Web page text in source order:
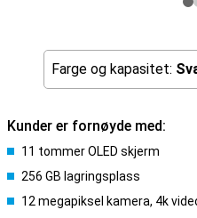
Farge og kapasitet:
Kunder er fornøyde med:
11 tommer OLED skjerm
256 GB lagringsplass
12 megapiksel kamera, 4k